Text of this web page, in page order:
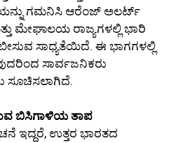
ಗಮನಿಸಿ ಆರೆಂಜ್ ಅಲರ್ಟ್
ಮೇಘಾಲಯ ರಾಜ್ಯಗಳಲ್ಲಿ ಭಾರಿ
ಸಾಧ್ಯತೆಯಿದೆ. ಈ ಭಾಗಗಳಲ್ಲಿ
ಸಾರ್ವಜನಿಕರು
ಸೂಚಿಸಲಾಗಿದೆ.
ಬಿಸಿಗಾಳಿಯ ತಾಪ
ಇದ್ದರೆ, ಉತ್ತರ ಭಾರತದ